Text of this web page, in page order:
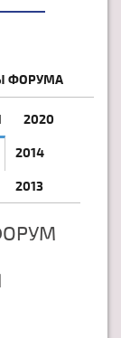
ФОРУМА
2020
2014
2013